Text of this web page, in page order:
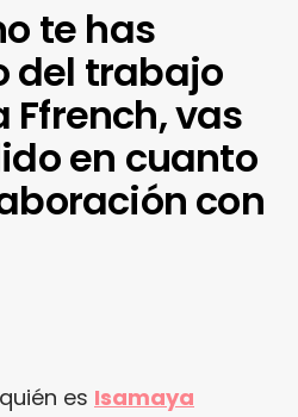
te has
del trabajo
vas
en cuanto
con
es Isamaya